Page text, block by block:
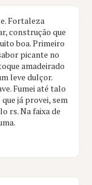
Fortaleza
construção que
boa. Primeiro
picante no
amadeirado
leve dulçor.
Fumei até talo
já provei, sem
rs. Na faixa de